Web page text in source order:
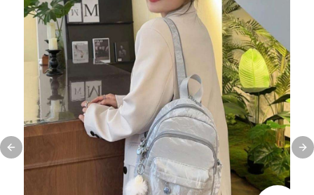
Previous slide